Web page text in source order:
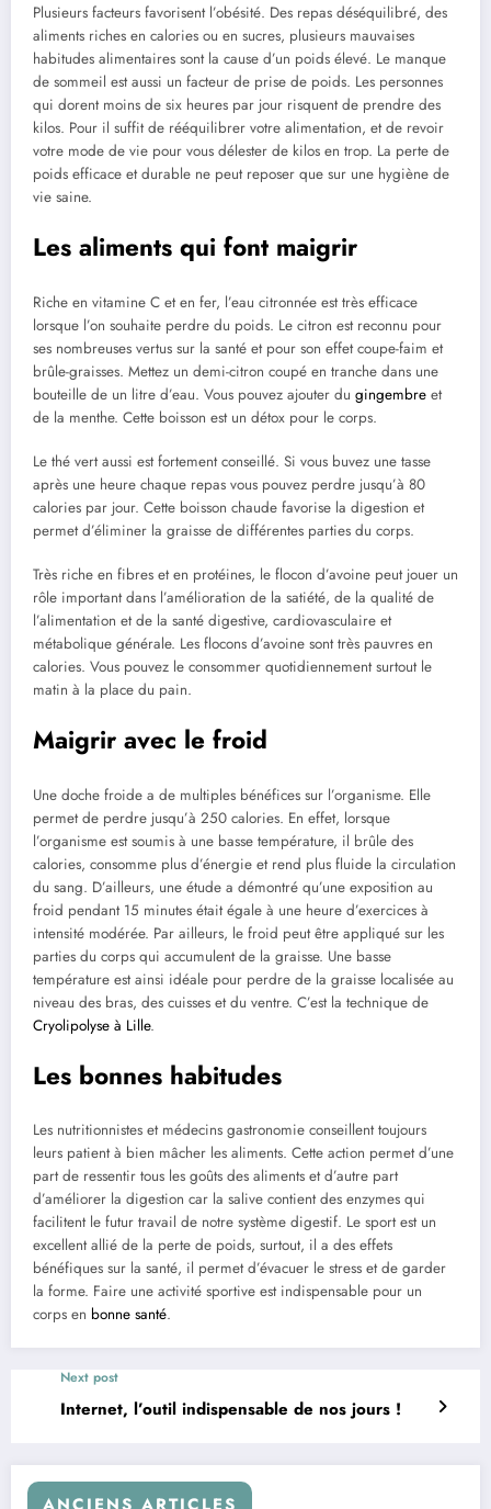
Plusieurs facteurs favorisent l’obésité. Des repas déséquilibré, des
aliments riches en calories ou en sucres, plusieurs mauvaises
habitudes alimentaires sont la cause d’un poids élevé. Le manque
de sommeil est aussi un facteur de prise de poids. Les personnes
qui dorent moins de six heures par jour risquent de prendre des
kilos. Pour il suffit de rééquilibrer votre alimentation, et de revoir
votre mode de vie pour vous délester de kilos en trop. La perte de
poids efficace et durable ne peut reposer que sur une hygiène de
vie saine.
Les aliments qui font maigrir
Riche en vitamine C et en fer, l’eau citronnée est très efficace
lorsque l’on souhaite perdre du poids. Le citron est reconnu pour
ses nombreuses vertus sur la santé et pour son effet coupe-faim et
brûle-graisses. Mettez un demi-citron coupé en tranche dans une
bouteille de un litre d’eau. Vous pouvez ajouter du gingembre et
de la menthe. Cette boisson est un détox pour le corps.
Le thé vert aussi est fortement conseillé. Si vous buvez une tasse
après une heure chaque repas vous pouvez perdre jusqu’à 80
calories par jour. Cette boisson chaude favorise la digestion et
permet d’éliminer la graisse de différentes parties du corps.
Très riche en fibres et en protéines, le flocon d’avoine peut jouer un
rôle important dans l’amélioration de la satiété, de la qualité de
l’alimentation et de la santé digestive, cardiovasculaire et
métabolique générale. Les flocons d’avoine sont très pauvres en
calories. Vous pouvez le consommer quotidiennement surtout le
matin à la place du pain.
Maigrir avec le froid
Une doche froide a de multiples bénéfices sur l’organisme. Elle
permet de perdre jusqu’à 250 calories. En effet, lorsque
l’organisme est soumis à une basse température, il brûle des
calories, consomme plus d’énergie et rend plus fluide la circulation
du sang. D’ailleurs, une étude a démontré qu’une exposition au
froid pendant 15 minutes était égale à une heure d’exercices à
intensité modérée. Par ailleurs, le froid peut être appliqué sur les
parties du corps qui accumulent de la graisse. Une basse
température est ainsi idéale pour perdre de la graisse localisée au
niveau des bras, des cuisses et du ventre. C’est la technique de
Cryolipolyse à Lille.
Les bonnes habitudes
Les nutritionnistes et médecins gastronomie conseillent toujours
leurs patient à bien mâcher les aliments. Cette action permet d’une
part de ressentir tous les goûts des aliments et d’autre part
d’améliorer la digestion car la salive contient des enzymes qui
facilitent le futur travail de notre système digestif. Le sport est un
excellent allié de la perte de poids, surtout, il a des effets
bénéfiques sur la santé, il permet d’évacuer le stress et de garder
la forme. Faire une activité sportive est indispensable pour un
corps en bonne santé.
Next post
Internet, l’outil indispensable de nos jours !